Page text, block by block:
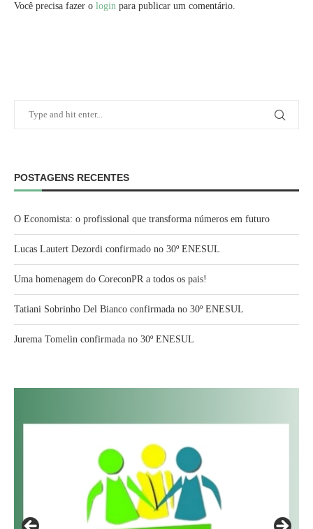
Você precisa fazer o login para publicar um comentário.
POSTAGENS RECENTES
O Economista: o profissional que transforma números em futuro
Lucas Lautert Dezordi confirmado no 30º ENESUL
Uma homenagem do CoreconPR a todos os pais!
Tatiani Sobrinho Del Bianco confirmada no 30º ENESUL
Jurema Tomelin confirmada no 30º ENESUL